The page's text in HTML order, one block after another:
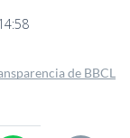
de BBCL